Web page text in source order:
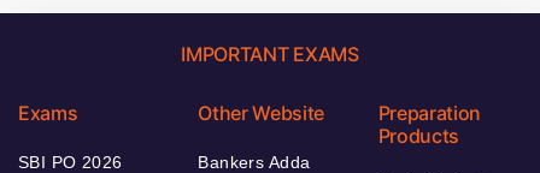
IMPORTANT EXAMS
Exams
SBI PO 2026
Other Website
Bankers Adda
Preparation
Products